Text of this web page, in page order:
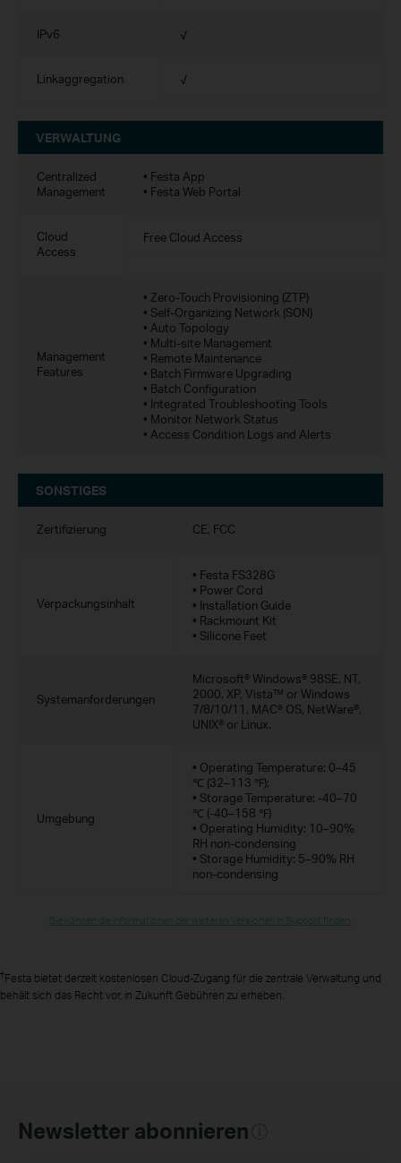
IPv6 √
Linkaggregation √
VERWALTUNG
Centralized
Management
• Festa App
• Festa Web Portal
Cloud
Access
Free Cloud Access
Management
Features
• Zero-Touch Provisioning (ZTP)
• Self-Organizing Network (SON)
• Auto Topology
• Multi-site Management
• Remote Maintenance
• Batch Firmware Upgrading
• Batch Configuration
• Integrated Troubleshooting Tools
• Monitor Network Status
• Access Condition Logs and Alerts
SONSTIGES
Zertifizierung CE, FCC
Verpackungsinhalt
• Festa FS328G
• Power Cord
• Installation Guide
• Rackmount Kit
• Silicone Feet
Systemanforderungen
Microsoft® Windows® 98SE, NT,
2000, XP, Vista™ or Windows
7/8/10/11, MAC® OS, NetWare®,
UNIX® or Linux.
Umgebung
• Operating Temperature: 0–45
℃ (32–113 ℉);
• Storage Temperature: -40–70
℃ (-40–158 ℉)
• Operating Humidity: 10–90%
RH non-condensing
• Storage Humidity: 5–90% RH
non-condensing
Sie können die Informationen der weiteren Versionen in Support finden.
†Festa bietet derzeit kostenlosen Cloud-Zugang für die zentrale Verwaltung und
behält sich das Recht vor, in Zukunft Gebühren zu erheben.
Newsletter abonnieren